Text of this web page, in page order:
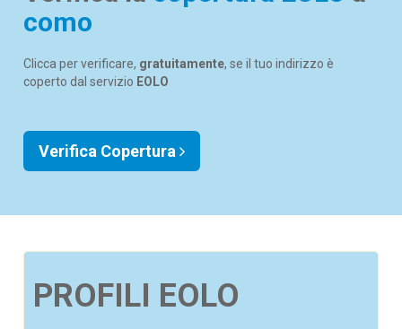
como
Clicca per verificare, gratuitamente, se il tuo indirizzo è
coperto dal servizio EOLO
Verifica Copertura
PROFILI EOLO